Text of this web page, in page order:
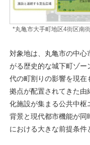
*丸亀市大手町地区4街区南
対象地は、丸亀市の中
がる歴史的な城下町ゾ
代の町割りの影響を現在
拠点が配置されてきた由
化施設が集まる公共中枢
背景と現代都市機能が
における大きな前提条件